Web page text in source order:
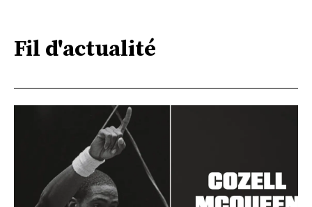
Fil d'actualité